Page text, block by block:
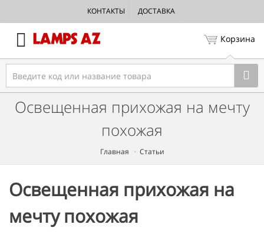
КОНТАКТЫ ДОСТАВКА
Корзина
Освещенная прихожая на мечту
похожая
Главная Статьи
Освещенная прихожая на
мечту похожая